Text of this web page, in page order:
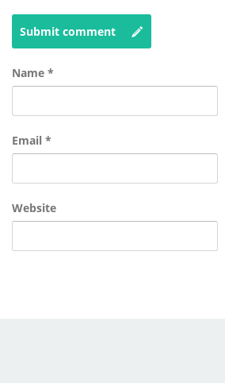
Submit comment
Name *
Email *
Website